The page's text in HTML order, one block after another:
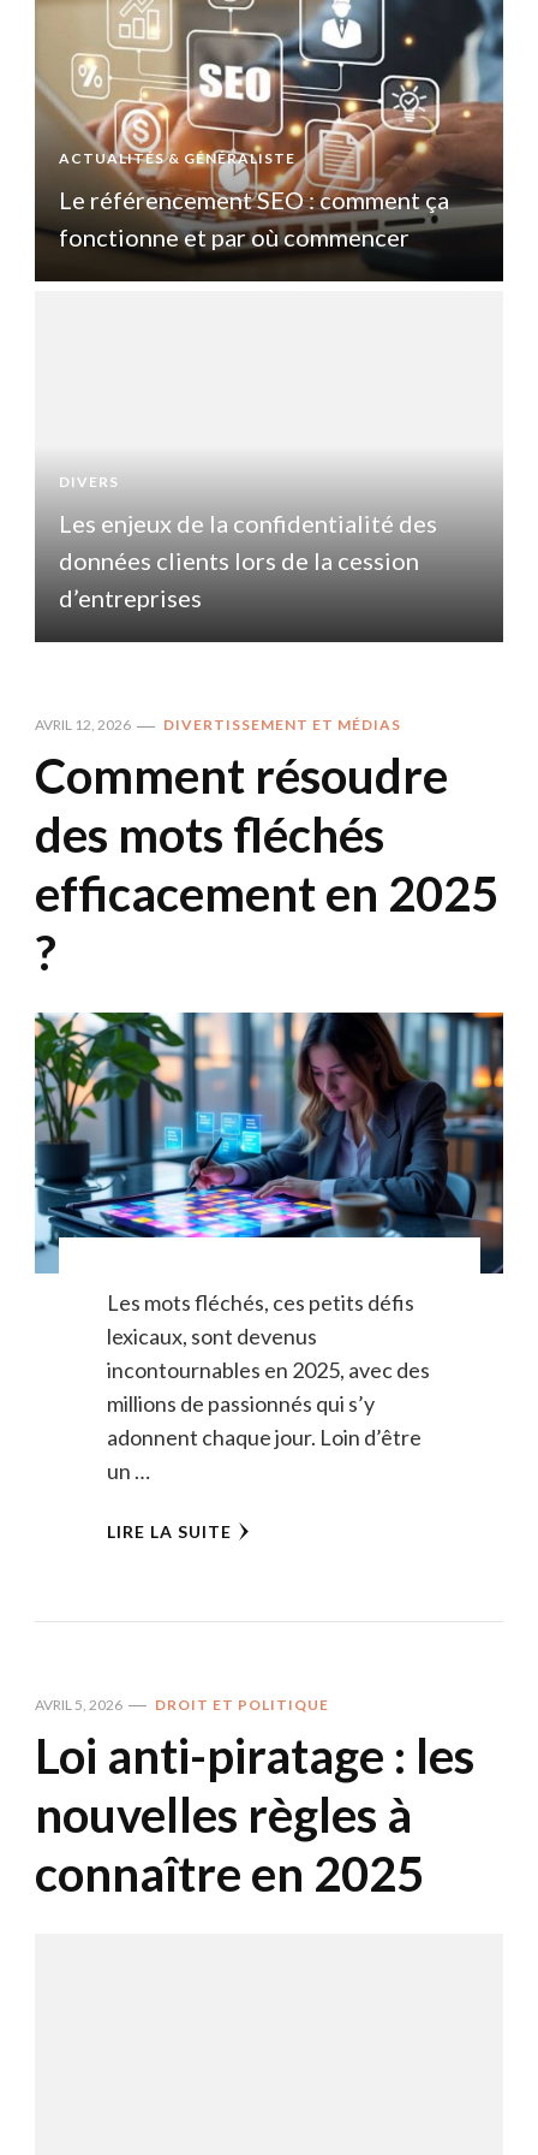
ACTUALITÉS & GÉNÉRALISTE
Le référencement SEO : comment ça
fonctionne et par où commencer
DIVERS
Les enjeux de la confidentialité des
données clients lors de la cession
d’entreprises
AVRIL 12, 2026 DIVERTISSEMENT ET MÉDIAS
Comment résoudre
des mots fléchés
efficacement en 2025
?
Les mots fléchés, ces petits défis
lexicaux, sont devenus
incontournables en 2025, avec des
millions de passionnés qui s’y
adonnent chaque jour. Loin d’être
un …
LIRE LA SUITE
AVRIL 5, 2026 DROIT ET POLITIQUE
Loi anti-piratage : les
nouvelles règles à
connaître en 2025